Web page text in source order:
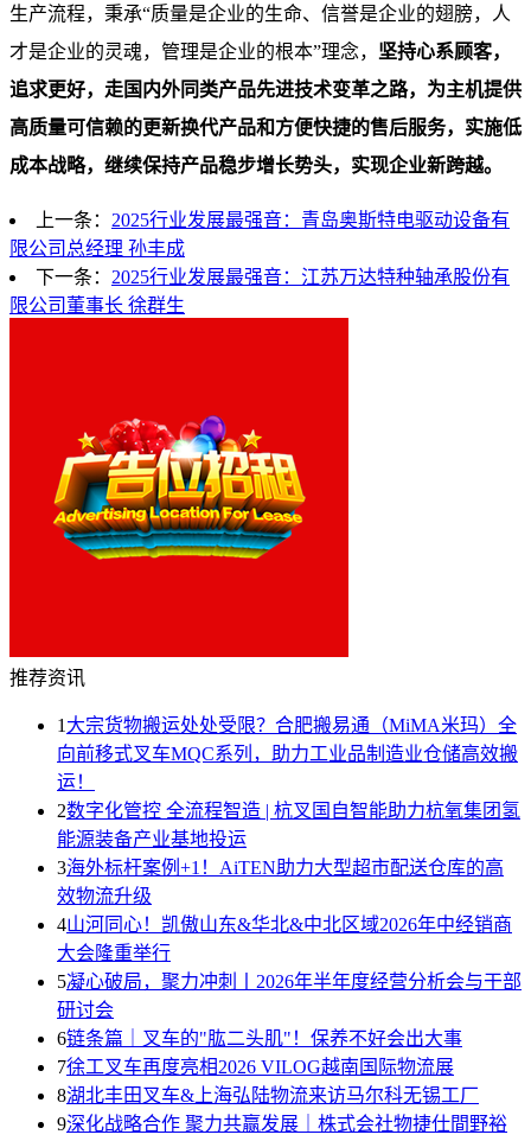
生产流程，秉承“质量是企业的生命、信誉是企业的翅膀，人
才是企业的灵魂，管理是企业的根本”理念， 坚持心系顾客，
追求更好，走国内外同类产品先进技术变革之路，为主机提供
高质量可信赖的更新换代产品和方便快捷的售后服务，实施低
成本战略，继续保持产品稳步增长势头，实现企业新跨越。
上一条： 2025行业发展最强音：青岛奥斯特电驱动设备有
限公司总经理 孙丰成
下一条： 2025行业发展最强音：江苏万达特种轴承股份有
限公司董事长 徐群生
推荐资讯
1 大宗货物搬运处处受限？合肥搬易通（MiMA米玛）全
向前移式叉车MQC系列，助力工业品制造业仓储高效搬
运！
2数字化管控 全流程智造 | 杭叉国自智能助力杭氧集团氢
能源装备产业基地投运
3海外标杆案例+1！AiTEN助力大型超市配送仓库的高
效物流升级
4山河同心！凯傲山东&华北&中北区域2026年中经销商
大会隆重举行
5凝心破局，聚力冲刺丨2026年半年度经营分析会与干部
研讨会
6链条篇｜叉车的"肱二头肌"！保养不好会出大事
7徐工叉车再度亮相2026 VILOG越南国际物流展
8湖北丰田叉车&上海弘陆物流来访马尔科无锡工厂
9深化战略合作 聚力共赢发展｜株式会社物捷仕間野裕